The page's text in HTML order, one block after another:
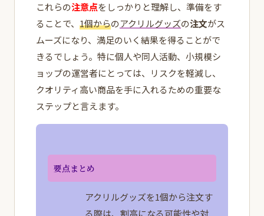
これらの注意点をしっかりと理解し、準備をす
ることで、 1個からのアクリルグッズの注文がス
ムーズになり、満足のいく結果を得ることがで
きるでしょう。特に個人や同人活動、小規模シ
ョップの運営者にとっては、リスクを軽減し、
クオリティ高い商品を手に入れるための重要な
ステップと言えます。
要点まとめ
アクリルグッズを1個から注文す
る際は、割高になる可能性や対